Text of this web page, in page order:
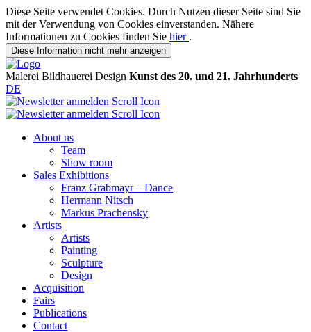
Diese Seite verwendet Cookies. Durch Nutzen dieser Seite sind Sie
mit der Verwendung von Cookies einverstanden. Nähere
Informationen zu Cookies finden Sie hier .
Diese Information nicht mehr anzeigen
Malerei Bildhauerei Design Kunst des 20. und 21. Jahrhunderts
DE
About us
Team
Show room
Sales Exhibitions
Franz Grabmayr – Dance
Hermann Nitsch
Markus Prachensky
Artists
Artists
Painting
Sculpture
Design
Acquisition
Fairs
Publications
Contact